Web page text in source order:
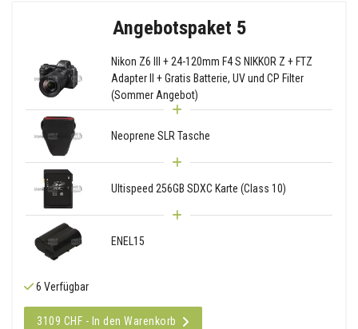
Angebotspaket 5
Nikon Z6 III + 24-120mm F4 S NIKKOR Z + FTZ
Adapter II + Gratis Batterie, UV und CP Filter
(Sommer Angebot)
Neoprene SLR Tasche
Ultispeed 256GB SDXC Karte (Class 10)
ENEL15
6 Verfügbar
3109 CHF - In den Warenkorb